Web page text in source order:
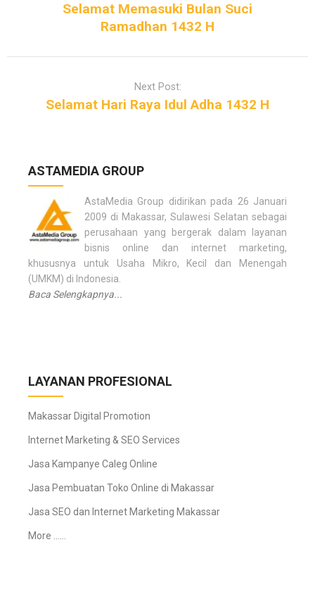
a
Selamat Memasuki Bulan Suci
Ramadhan 1432 H
Next Post:
Selamat Hari Raya Idul Adha 1432 H
ASTAMEDIA GROUP
AstaMedia Group didirikan pada 26 Januari
2009 di Makassar, Sulawesi Selatan sebagai
perusahaan yang bergerak dalam layanan
bisnis online dan internet marketing,
khususnya untuk Usaha Mikro, Kecil dan Menengah
(UMKM) di Indonesia.
Baca Selengkapnya...
LAYANAN PROFESIONAL
Makassar Digital Promotion
Internet Marketing & SEO Services
Jasa Kampanye Caleg Online
Jasa Pembuatan Toko Online di Makassar
Jasa SEO dan Internet Marketing Makassar
More ……